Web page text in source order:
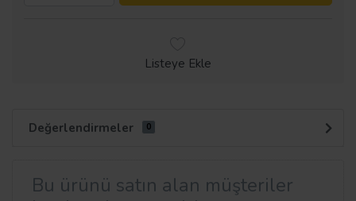
Listeye Ekle
Değerlendirmeler 0
Bu ürünü satın alan müşteriler